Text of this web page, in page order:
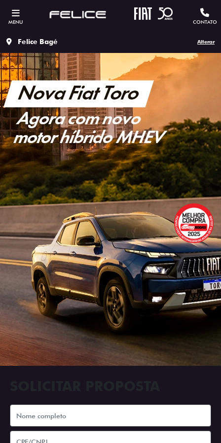
MENU CONTATO
Felice Bagé Alterar